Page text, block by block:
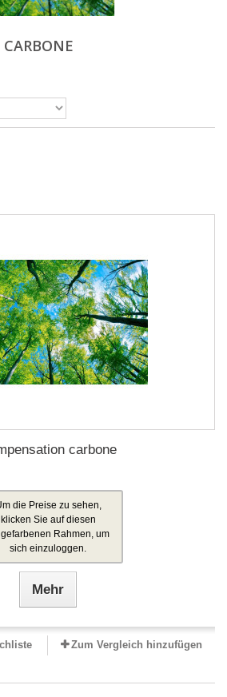
carbone
die Preise zu sehen,
klicken Sie auf diesen
Rahmen, um
sich einzuloggen.
Mehr
Zum Vergleich hinzufügen